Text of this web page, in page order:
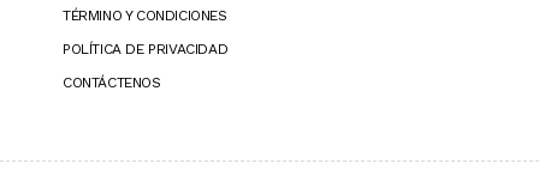
TÉRMINO Y CONDICIONES
POLÍTICA DE PRIVACIDAD
CONTÁCTENOS